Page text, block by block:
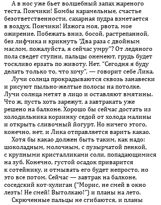
А в нос уже бьет волшебный запах жареного
теста. Пончики! Бомбы карамельные, счастье
безответственности, сахарная пуд­ра взметается
в воздух. Пончики! Изжога моя, рвота, мое
ожирение. Побежать вниз, босой, растрепанной,
без лифчика и крикнуть “Два раза с двойным
маслом, пожалуйста, я сейчас умру”? От ледяного
пола сведет ступни, пальцы онемеют, грудь будет
тоскливо ерзать по животу. Нет. “Сегодня я буду
делать только то, что хочу”, — говорит себе Лика.
Лучи солнца прокрадываются сквозь занавески
и рисуют пыльно-желтые полосы на потолке.
Лучи солнца метят в лицо и оставляют вмятины.
Что ж, пусть хоть зарежут, а завтракать уже
решено на балконе. Хорошо бы сейчас достать из
холодильника корзинку седой от холода малины
и открыть сливочный йогурт. Но ничего этого,
конечно, нет, и Лика отправляется варить какао.
Хотя бы какао должен быть таким, как надо:
шоколадным, молочным, с пузырчатой пенкой,
с крупными кристалликами соли, попадающимися
на зуб. Конечно, густой осадок приварится
к сотейнику, и отмывать его будет непросто, но
это все потом. Сейчас — завтрак на балконе,
соседский кот-хулиган (“Морис, не смей в окно
лезть! Не смей! Вытолкаю!”) и планы на лето.
Скрюченные пальцы не сгибаются, и планы